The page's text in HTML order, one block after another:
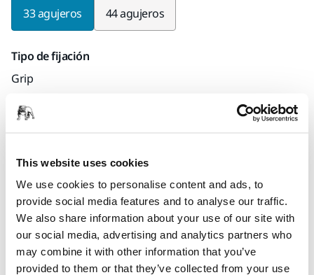
This website uses cookies
We use cookies to personalise content and ads, to
provide social media features and to analyse our traffic.
We also share information about your use of our site with
our social media, advertising and analytics partners who
may combine it with other information that you’ve
provided to them or that they’ve collected from your use
33 agujeros 44 agujeros
Tipo de fijación
Grip
Cantidad por paquete
Mirka code
8295511011
Información sobre el producto